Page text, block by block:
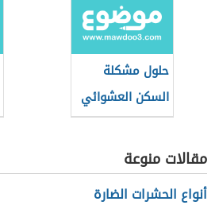
حلول مشكلة
السكن العشوائي
مقالات منوعة
أنواع الحشرات الضارة